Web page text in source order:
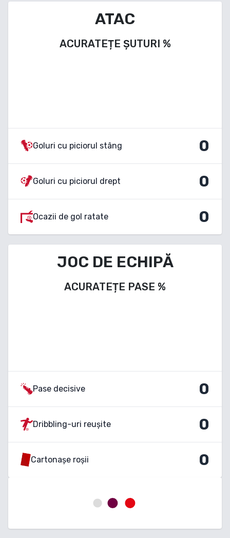
ATAC
ACURATEȚE ȘUTURI %
Goluri cu piciorul stâng 0
Goluri cu piciorul drept 0
Ocazii de gol ratate 0
JOC DE ECHIPĂ
ACURATEȚE PASE %
Pase decisive 0
Dribbling-uri reușite 0
Cartonașe roșii 0